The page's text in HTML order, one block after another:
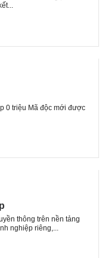
0 triệu Mã độc mới được
thông trên nền tảng
nghiệp riêng,...